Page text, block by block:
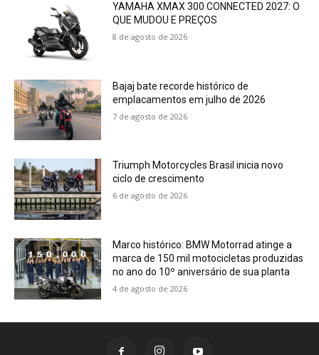
YAMAHA XMAX 300 CONNECTED 2027: O
QUE MUDOU E PREÇOS
8 de agosto de 2026
Bajaj bate recorde histórico de
emplacamentos em julho de 2026
7 de agosto de 2026
Triumph Motorcycles Brasil inicia novo
ciclo de crescimento
6 de agosto de 2026
Marco histórico: BMW Motorrad atinge a
marca de 150 mil motocicletas produzidas
no ano do 10º aniversário de sua planta
4 de agosto de 2026